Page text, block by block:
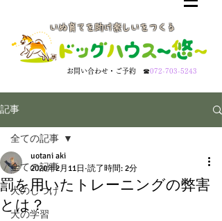
いぬ育てを助け楽しいをつくる
​お問い合わせ・ご予約 ☎072-703-5243
記事
全ての記事
犬のしつけ
犬の学習
全ての記事
罰を用いたトレーニングの弊害
とは？
uotani aki
2020年2月11日 読了時間: 2分